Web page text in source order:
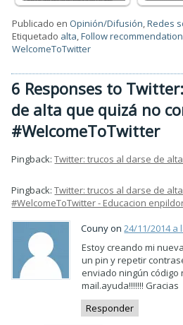
Publicado en Opinión/Difusión,Redes
Etiquetado alta,Follow
WelcomeToTwitter
6 Responses to
de alta que quizá no
#WelcomeToTwitter
Pingback:Twitter: trucos al darse de
Pingback:Twitter: trucos al darse de
#WelcomeToTwitter - Educacion
Couny on24/11/2014 a
Estoy creando mi
un pin y repetir
enviado ningún código
mail.ayuda!!!!!!! Gracias
Responder